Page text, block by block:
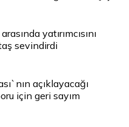
yatırımcısını
sevindirdi
açıklayacağı
için geri sayım